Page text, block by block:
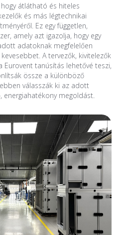
átlátható és hiteles
és más légtechnikai
Ez egy független,
amely azt igazolja, hogy egy
adatoknak megfelelően
A tervezők, kivitelezők
Eurovent tanúsítás lehetővé teszi,
össze a különböző
válasszák ki az adott
megoldást.